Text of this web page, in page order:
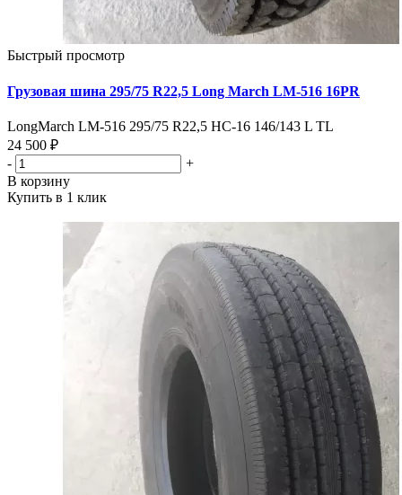
Быстрый просмотр
Грузовая шина 295/75 R22,5 Long March LM-516 16PR
LongMarch LM-516 295/75 R22,5 НС-16 146/143 L TL
24 500 ₽
-
+
В корзину
Купить в 1 клик